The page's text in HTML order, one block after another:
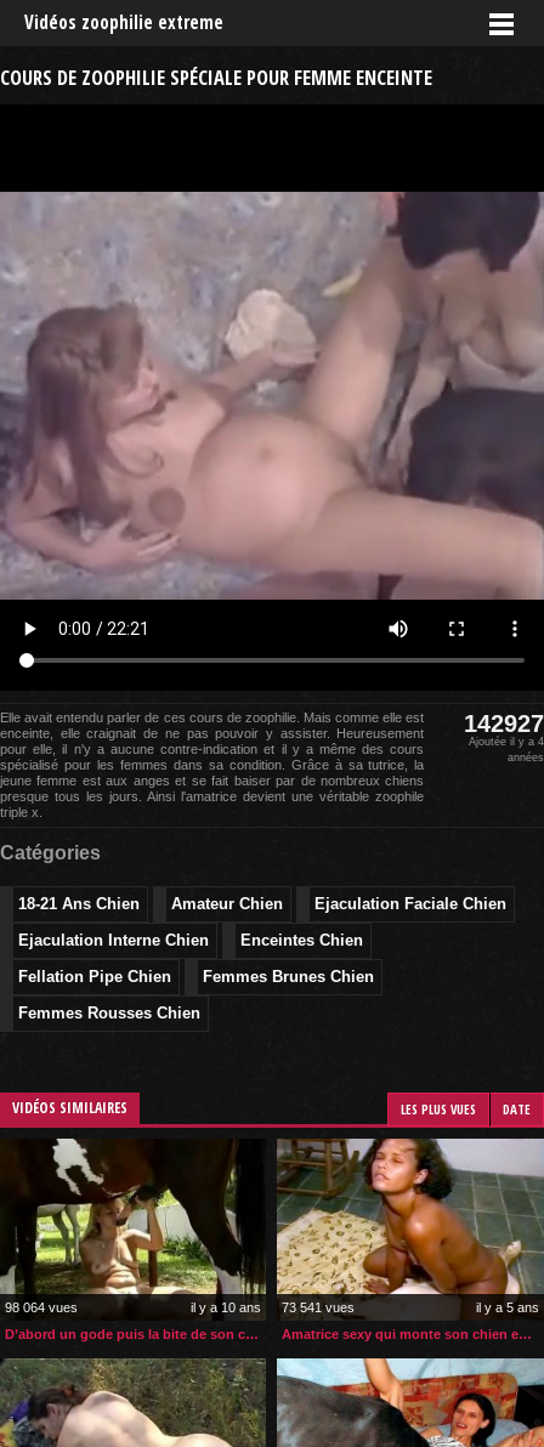
Vidéos zoophilie extreme
COURS DE ZOOPHILIE SPÉCIALE POUR FEMME ENCEINTE
Elle avait entendu parler de ces cours de zoophilie. Mais comme elle est
enceinte, elle craignait de ne pas pouvoir y assister. Heureusement
pour elle, il n'y a aucune contre-indication et il y a même des cours
spécialisé pour les femmes dans sa condition. Grâce à sa tutrice, la
jeune femme est aux anges et se fait baiser par de nombreux chiens
presque tous les jours. Ainsi l'amatrice devient une véritable zoophile
triple x.
142927
Ajoutée il y a 4
années
Catégories
18-21 Ans Chien Amateur Chien
Ejaculation Faciale Chien
Ejaculation Interne Chien
Enceintes Chien
Fellation Pipe Chien
Femmes Brunes Chien
Femmes Rousses Chien
VIDÉOS SIMILAIRES LES PLUS VUES DATE
98 064 vues
il y a 10 ans
D’abord un gode puis la bite de son cheval
73 541 vues
il y a 5 ans
Amatrice sexy qui monte son chien en amazone